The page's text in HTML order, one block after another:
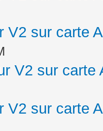
V2 sur carte
V2 sur carte
V2 sur carte